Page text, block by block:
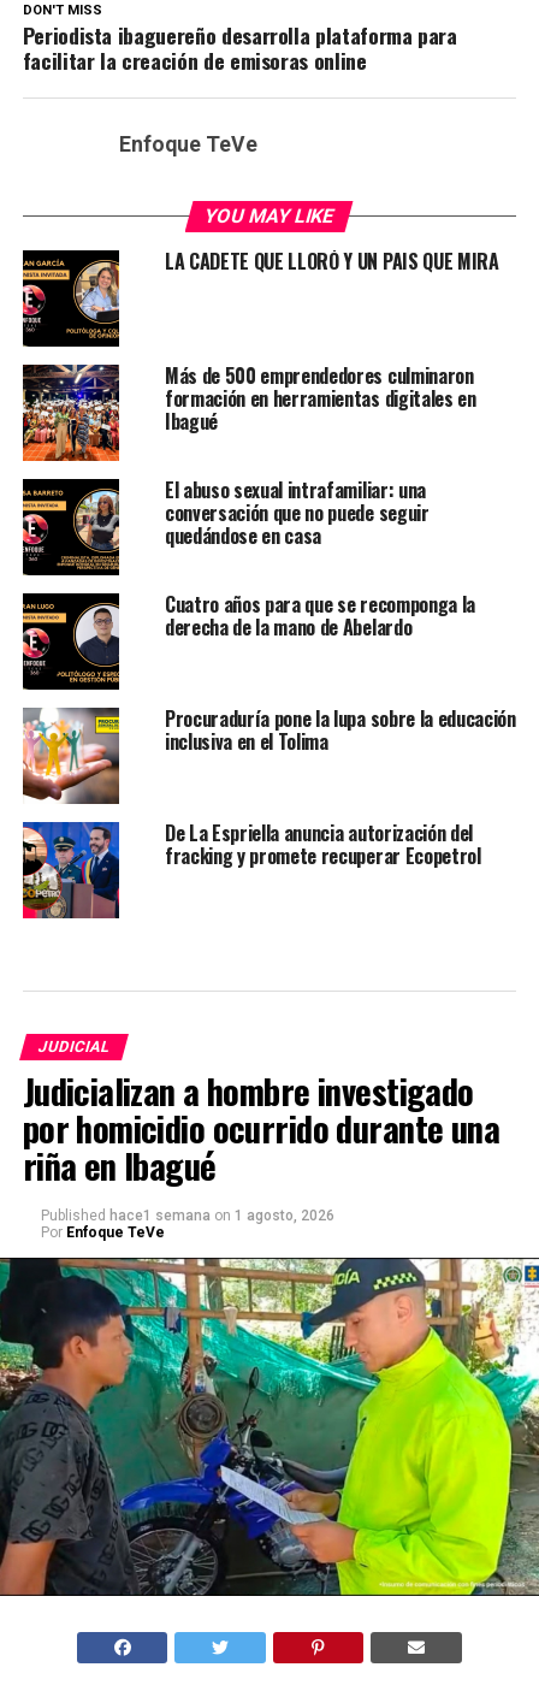
DON'T MISS
Periodista ibaguereño desarrolla plataforma para
facilitar la creación de emisoras online
Enfoque TeVe
YOU MAY LIKE
LA CADETE QUE LLORÓ Y UN PAIS QUE MIRA
Más de 500 emprendedores culminaron
formación en herramientas digitales en
Ibagué
El abuso sexual intrafamiliar: una
conversación que no puede seguir
quedándose en casa
Cuatro años para que se recomponga la
derecha de la mano de Abelardo
Procuraduría pone la lupa sobre la educación
inclusiva en el Tolima
De La Espriella anuncia autorización del
fracking y promete recuperar Ecopetrol
JUDICIAL
Judicializan a hombre investigado
por homicidio ocurrido durante una
riña en Ibagué
Published hace1 semana on 1 agosto, 2026
Por Enfoque TeVe